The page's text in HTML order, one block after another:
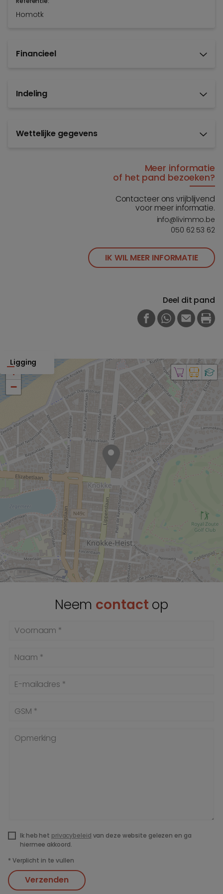
Homotk
Financieel
Indeling
Wettelijke gegevens
Meer informatie
of het pand bezoeken?
Contacteer ons vrijblijvend
voor meer informatie.
info@livimmo.be
050 62 53 62
IK WIL MEER INFORMATIE
Deel dit pand
FACEBOOK
WHATSAPP
E-MAIL
Ligging
+
−
Neem contact op
Voornaam *
Naam *
E-mailadres *
GSM *
Opmerking
Ik heb het privacybeleid van deze website gelezen en ga
hiermee akkoord.
* Verplicht in te vullen
Verzenden